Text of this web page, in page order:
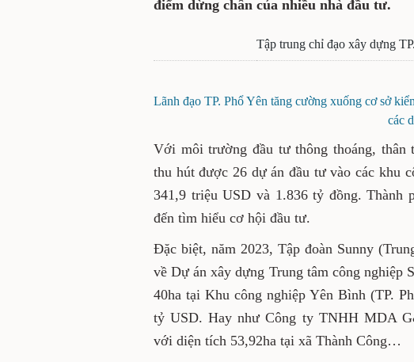
điểm dừng chân của nhiều nhà đầu tư.
Tập trung chỉ đạo xây dựng
Lãnh đạo TP. Phổ Yên tăng cường xuống cơ sở
các
Với môi trường đầu tư thông thoáng, thân
thu hút được 26 dự án đầu tư vào các khu
341,9 triệu USD và 1.836 tỷ đồng. Thành
đến tìm hiểu cơ hội đầu tư.
Đặc biệt, năm 2023, Tập đoàn Sunny
về Dự án xây dựng Trung tâm công nghiệp
40ha tại Khu công nghiệp Yên Bình (TP.
tỷ USD. Hay như Công ty TNHH MDA
với diện tích 53,92ha tại xã Thành Công…